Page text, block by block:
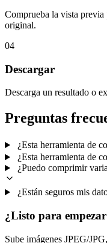
Comprueba la vista previa
original.
04
Descargar
Descarga un resultado o
Preguntas
¿Esta herramienta de
¿Esta herramienta de
¿Puedo comprimir
¿Están seguros mis
¿Listo para
Sube imágenes JPEG/